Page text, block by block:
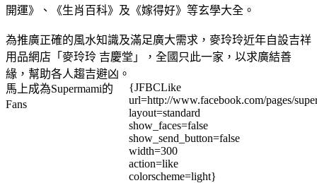
開運》、《生肖百科》及《嫁得好》等玄學大全。
為推廣正確的風水知識及滿足廣大需求，麥玲玲近年自設吉祥
用品網店「麥玲玲 吉慶堂」，全國只此一家，以求廣結善
緣，幫助各人趨吉避凶。
馬上成為Supermami的
Fans
{JFBCLike
url=http://www.facebook.com/pages/
layout=standard
show_faces=false
show_send_button=false
width=300
action=like
colorscheme=light}